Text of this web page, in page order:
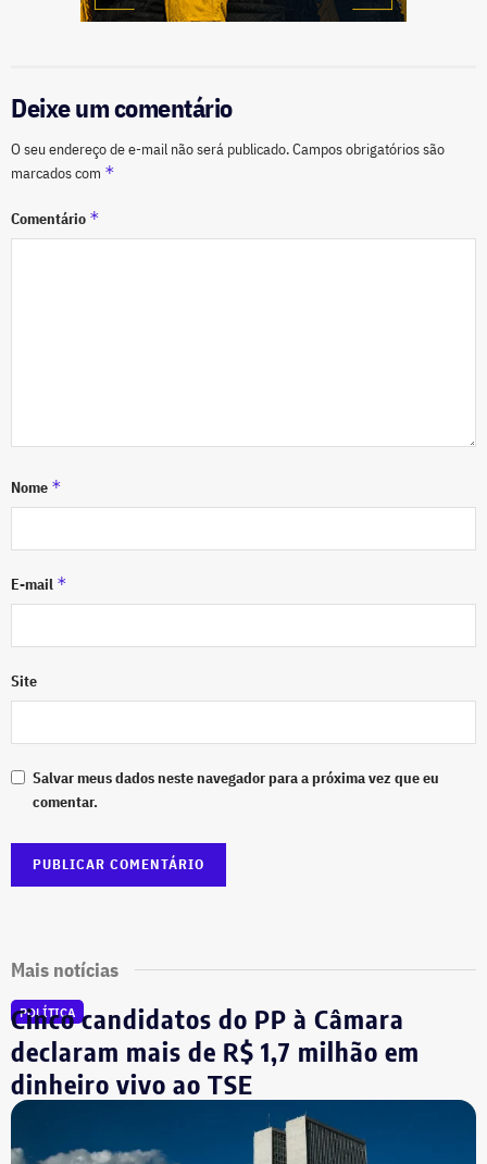
Deixe um comentário
O seu endereço de e-mail não será publicado.Campos obrigatórios são
marcados com *
Comentário *
Nome *
E-mail *
Site
Salvar meus dados neste navegador para a próxima vez que eu
comentar.
Mais notícias
POLÍTICA
Cinco candidatos do PP à Câmara
declaram mais de R$ 1,7 milhão em
dinheiro vivo ao TSE